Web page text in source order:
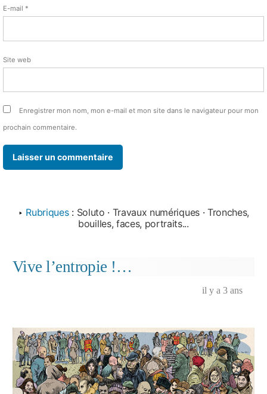
E-mail *
Site web
Enregistrer mon nom, mon e-mail et mon site dans le navigateur pour mon
prochain commentaire.
‣ Rubriques : Soluto · Travaux numériques· Tronches,
bouilles, faces, portraits...
Vive l’entropie !…
il y a 3 ans